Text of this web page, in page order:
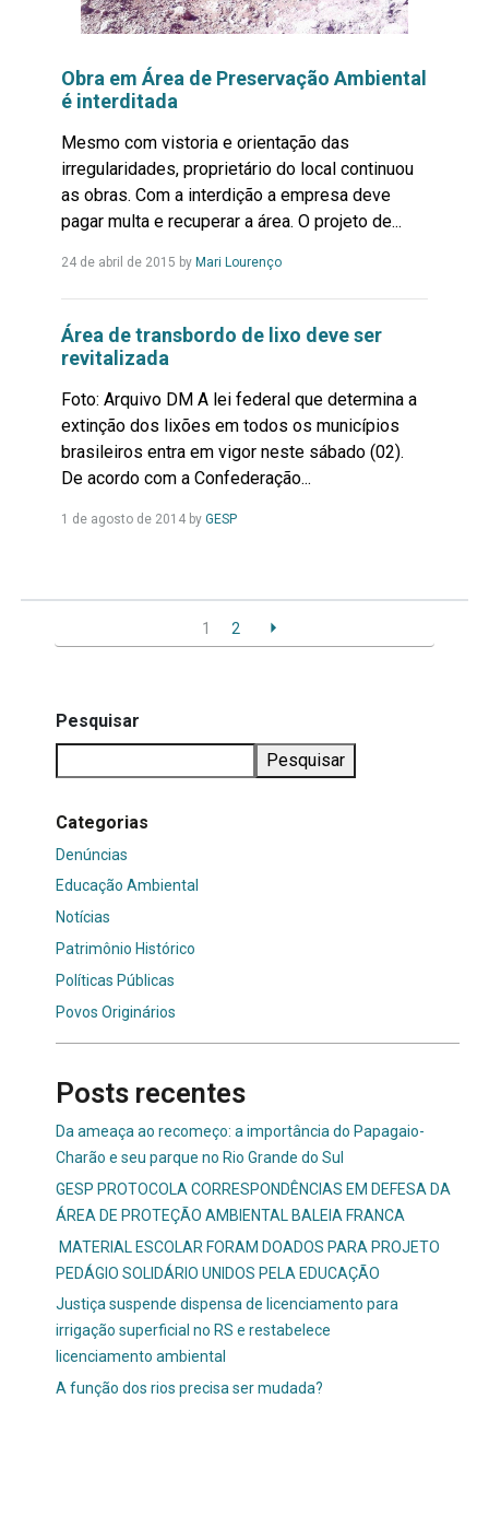
Obra em Área de Preservação Ambiental
é interditada
Mesmo com vistoria e orientação das
irregularidades, proprietário do local continuou
as obras. Com a interdição a empresa deve
pagar multa e recuperar a área. O projeto de...
24 de abril de 2015 by Mari LourençoLeia
Área de transbordo de lixo deve ser
revitalizada
Foto: Arquivo DM A lei federal que determina a
extinção dos lixões em todos os municípios
brasileiros entra em vigor neste sábado (02).
De acordo com a Confederação...
1 de agosto de 2014by GESPLeia
1 2
Pesquisar
Pesquisar
Categorias
Denúncias
Educação Ambiental
Notícias
Patrimônio Histórico
Políticas Públicas
Povos Originários
Posts recentes
Da ameaça ao recomeço: a importância do Papagaio-
Charão e seu parque no Rio Grande do Sul
GESP PROTOCOLA CORRESPONDÊNCIAS EM DEFESA DA
ÁREA DE PROTEÇÃO AMBIENTAL BALEIA FRANCA
MATERIAL ESCOLAR FORAM DOADOS PARA PROJETO
PEDÁGIO SOLIDÁRIO UNIDOS PELA EDUCAÇÃO
Justiça suspende dispensa de licenciamento para
irrigação superficial no RS e restabelece
licenciamento ambiental
A função dos rios precisa ser mudada?